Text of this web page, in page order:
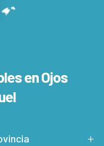
enOjos